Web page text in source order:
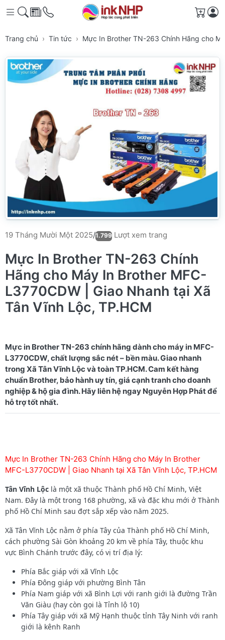
Giỏ
Trang chủ Tin tức Mực In Brother TN-263 Chính Hãng cho
19 Tháng Mười Một 2025/1.799 Lượt xem trang
Mực In Brother TN-263 Chính
Hãng cho Máy In Brother MFC-
L3770CDW | Giao Nhanh tại Xã
Tân Vĩnh Lộc, TP.HCM
Mực in Brother TN-263 chính hãng dành cho máy in MFC-
L3770CDW, chất lượng sắc nét – bền màu. Giao nhanh
trong Xã Tân Vĩnh Lộc và toàn TP.HCM. Cam kết hàng
chuẩn Brother, bảo hành uy tín, giá cạnh tranh cho doanh
nghiệp & hộ gia đình. Hãy liên hệ ngay Nguyễn Hợp Phát để
Mực In Brother TN-263 Chính Hãng cho Máy In Brother
MFC-L3770CDW | Giao Nhanh tại Xã Tân Vĩnh Lộc, TP.HCM
Tân Vĩnh Lộc là một xã thuộc Thành phố Hồ Chí Minh, Việt
Nam. Đây là một trong 168 phường, xã và đặc khu mới ở Thành
phố Hồ Chí Minh sau đợt sắp xếp vào năm 2025.
Xã Tân Vĩnh Lộc nằm ở phía Tây của Thành phố Hồ Chí Minh,
cách phường Sài Gòn khoảng 20 km về phía Tây, thuộc khu
vực Bình Chánh trước đây, có vị trí địa lý:
Phía Bắc giáp với xã Vĩnh Lộc
Phía Đông giáp với phường Bình Tân
Phía Nam giáp với xã Bình Lợi với ranh giới là đường Trần
Văn Giàu (hay còn gọi là Tỉnh lộ 10)
Phía Tây giáp với xã Mỹ Hạnh thuộc tỉnh Tây Ninh với ranh
giới là kênh Ranh